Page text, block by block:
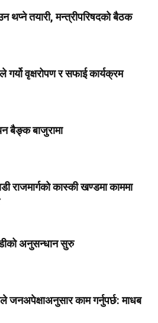
थप्ने तयारी, मन्त्रीपरिषदको बैठक
गर्यो वृक्षरोपण र सफाई कार्यक्रम
बैङ्क बाजुरामा
राजमार्गको कास्की खण्डमा काममा
अनुसन्धान सुरु
जनअपेक्षाअनुसार काम गर्नुपर्छ: माधब